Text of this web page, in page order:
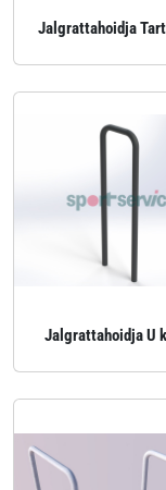
Jalgrattahoidja
Jalgrattahoidja U